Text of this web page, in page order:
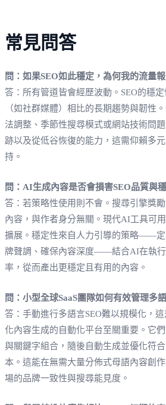
常見問答
問：如果SEO如此穩定，為何我的流量
答：所有管道皆會經歷波動。SEO的穩
（如社群媒體）相比的長期趨勢與韌性
法調整、季節性搜尋模式或網站技術問
跡以及從低谷恢復的能力，這需仰賴多
持。
問：AI生成內容是否會損害SEO品質與
答：若策略性使用則不會。搜尋引擎獎
內容，與作者身分無關。現代AI工具可
擴展。穩定性來自人力引導的策略——定
牌聲調、確保內容深度——結合AI在執
率，從而產出更穩定且有用的內容。
問：小型全球SaaS團隊如何有效管理多
答：手動進行多語言SEO難以規模化，
化內容生成的自動化平台至關重要。它
與關鍵字組合，隨後自動生成並優化符
本。這能在無需大量分佈式母語內容創
場的品牌一致性與搜尋能見度。